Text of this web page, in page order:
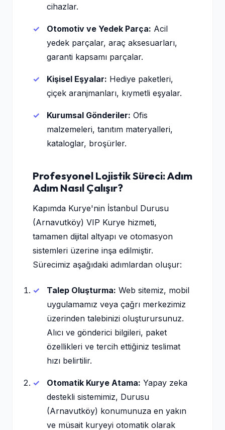
cihazlar.
Otomotiv ve Yedek Parça: Acil
yedek parçalar, araç aksesuarları,
garanti kapsamı parçalar.
Kişisel Eşyalar: Hediye paketleri,
çiçek aranjmanları, kıymetli eşyalar.
Kurumsal Gönderiler: Ofis
malzemeleri, tanıtım materyalleri,
kataloglar, broşürler.
Profesyonel Lojistik Süreci: Adım
Adım Nasıl Çalışır?
Kapımda Kurye'nin İstanbul Durusu
(Arnavutköy) VIP Kurye hizmeti,
tamamen dijital altyapı ve otomasyon
sistemleri üzerine inşa edilmiştir.
Sürecimiz aşağıdaki adımlardan oluşur:
Talep Oluşturma: Web sitemiz, mobil
uygulamamız veya çağrı merkezimiz
üzerinden talebinizi oluşturursunuz.
Alıcı ve gönderici bilgileri, paket
özellikleri ve tercih ettiğiniz teslimat
hızı belirtilir.
Otomatik Kurye Atama: Yapay zeka
destekli sistemimiz, Durusu
(Arnavutköy) konumunuza en yakın
ve müsait kuryeyi otomatik olarak